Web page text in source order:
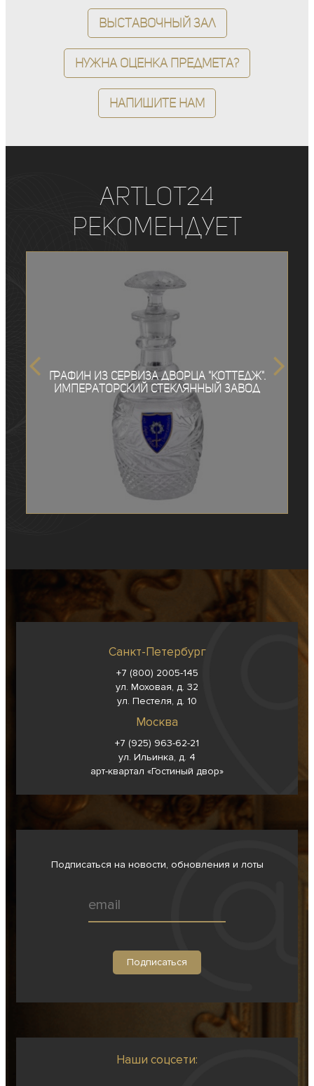
Выставочный зал
Нужна оценка предмета?
Напишите нам
ArtLot24
рекомендует
Графин из сервиза дворца "Коттедж".
Императорский стеклянный завод
Санкт-Петербург
+7 (800) 2005-145
ул. Моховая, д. 32
ул. Пестеля, д. 10
Москва
+7 (925) 963-62-21
ул. Ильинка, д. 4
арт-квартал «Гостиный двор»
Подписаться на новости, обновления и лоты
Наши соцсети: